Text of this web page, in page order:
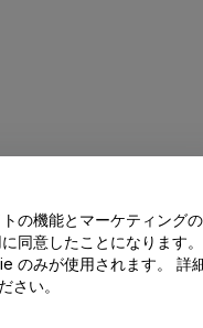
ご連絡下さい
の機能とマーケティング
同意したことになります。
のみが使用されます。 詳
さい。